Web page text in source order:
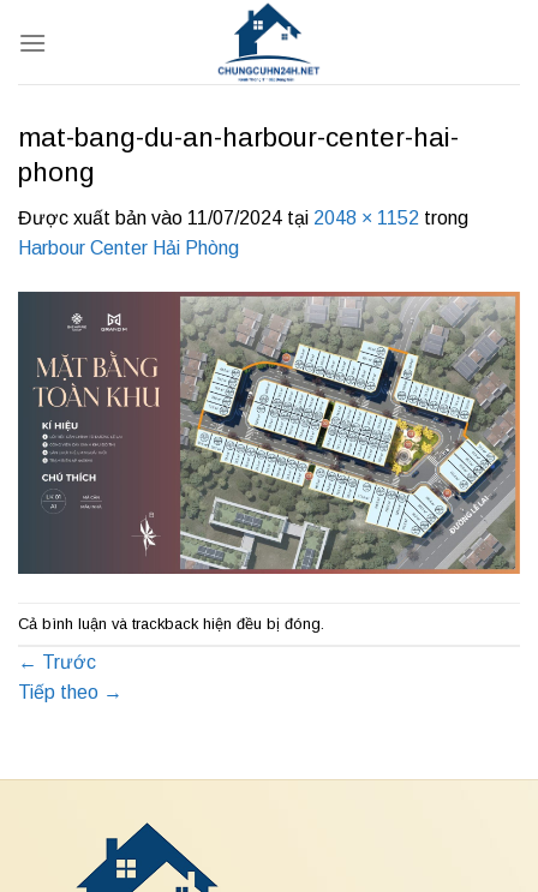
qua
mat-bang-du-an-harbour-center-hai-
phong
Được xuất bản vào 11/07/2024 tại 2048 × 1152 trong
Harbour Center Hải Phòng
Cả bình luận và trackback hiện đều bị đóng.
← Trước
Tiếp theo →